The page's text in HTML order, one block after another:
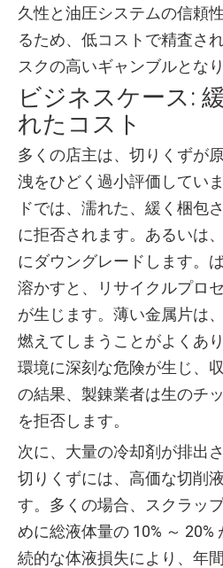
久性と油圧システムの信頼
るため、低コストで精査さ
スクの高いギャンブルとなり
ビジネスケース:
れたコスト
多くの店主は、切りくずが
洩をひどく過小評価してい
ドでは、濡れた、緩く梱包
に拒否されます。あるいは
にダウングレードします。
溶かすと、リサイクルプロ
が生じます。薄い金属片は
燃えてしまうことがよくあ
環境に深刻な危険が生じ、
の結果、製錬業者は生のチ
を拒否します。
次に、大量の冷却剤が排出
切りくずには、高価な切削
す。多くの場合、スクラッ
めに総液体量の 10% ～
続的な体液損失により、年